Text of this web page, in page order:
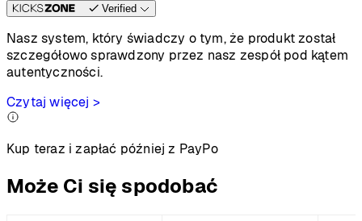
Verified
Nasz system, który świadczy o tym, że produkt został
szczegółowo sprawdzony przez nasz zespół pod kątem
autentyczności.
Czytaj więcej >
Kup teraz i zapłać później z PayPo
Może Ci się spodobać